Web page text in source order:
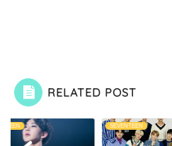
RELATED POST
SEVENTEEN